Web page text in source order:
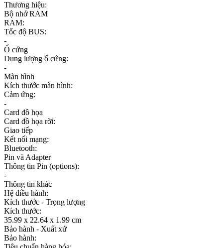
Thương hiệu:
Bộ nhớ RAM
RAM:
Tốc độ BUS:
-
Ổ cứng
Dung lượng ổ cứng:
-
Màn hình
Kích thước màn hình:
Cảm ứng:
-
Card đồ họa
Card đồ họa rời:
Giao tiếp
Kết nối mạng:
Bluetooth:
Pin và Adapter
Thông tin Pin (options):
-
Thông tin khác
Hệ điều hành:
Kích thước - Trọng lượng
Kích thước:
35.99 x 22.64 x 1.99 cm
Bảo hành - Xuất xứ
Bảo hành: